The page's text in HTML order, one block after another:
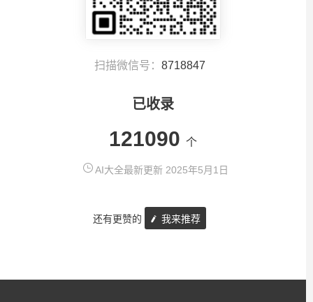
扫描微信号： 8718847
已收录
121090 个
AI大全最新更新 2025年5月1日
还有更赞的 我来推荐